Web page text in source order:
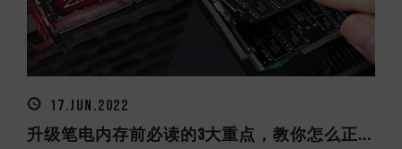
17.JUN.2022
升级笔电内存前必读的3大重点，教你怎么正...